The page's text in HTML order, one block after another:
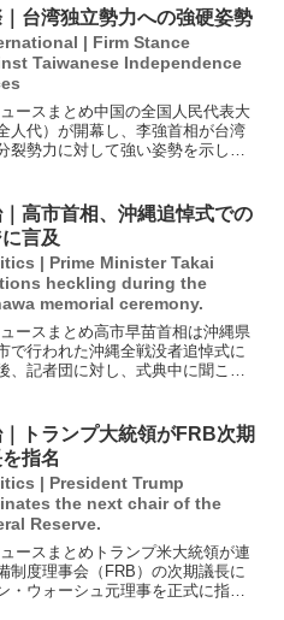
があると強調しています。広島訪
じて、核兵器の存在が...
｜台湾独立勢力への強硬姿勢
| Firm Stance
Taiwanese Independence
ースまとめ中国の全国人民代表大
人代）が開幕し、李強首相が台湾
裂勢力に対して強い姿勢を示しま
年までの表現よりも明確に強化さ
ます。これにより、...
高市首相、沖縄追悼式での
言及
| Prime Minister Takai
heckling during the
memorial ceremony.
ースまとめ高市早苗首相は沖縄県
で行われた沖縄全戦没者追悼式に
、記者団に対し、式典中に聞こえ
していない平和国家であることを
思うと反論。また...
トランプ大統領がFRB次期
指名
| President Trump
the next chair of the
Reserve.
ースまとめトランプ米大統領が連
制度理事会（FRB）の次期議長に
・ウォーシュ元理事を正式に指名